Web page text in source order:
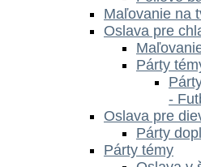
Maľovanie na
Oslava pre
Párty
-
Oslava pre
Párty
Párty témy